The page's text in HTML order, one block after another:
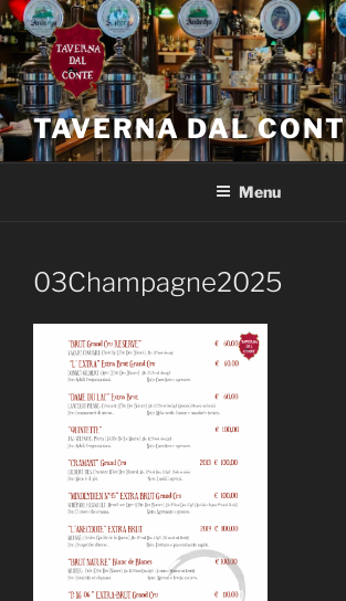
Salta
al
contenuto
TAVERNA DAL
Menu
03Champagne2025